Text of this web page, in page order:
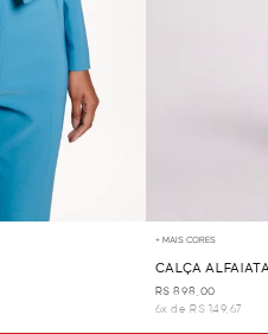
+ MAIS CORES
CALÇA
R$ 898,00
6x de R$ 149,67